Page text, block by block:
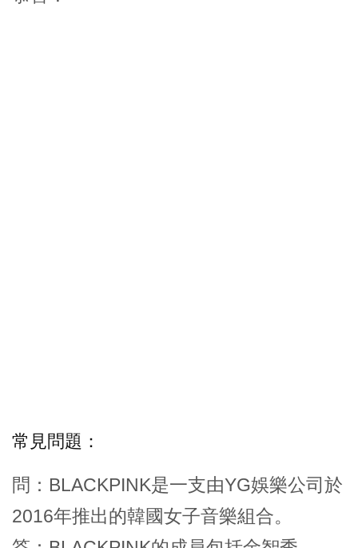
常見問題：
問：BLACKPINK是一支由YG娛樂公司於
2016年推出的韓國女子音樂組合。